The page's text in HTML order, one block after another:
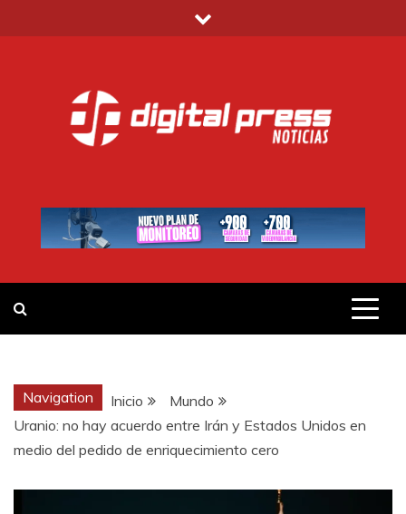
al
DIGITAL PRESS
Navigation Inicio
Mundo
Uranio: no hay acuerdo entre Irán y Estados Unidos en
medio del pedido de enriquecimiento cero